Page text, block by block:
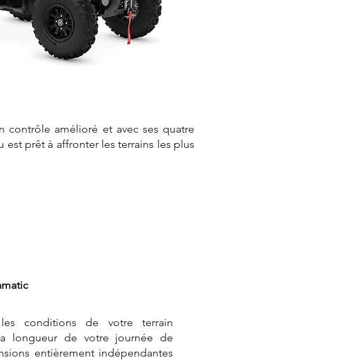
amélioré et avec ses quatre
est prêt à affronter les terrains les plus
conditions de votre terrain
longueur de votre journée de
entièrement indépendantes